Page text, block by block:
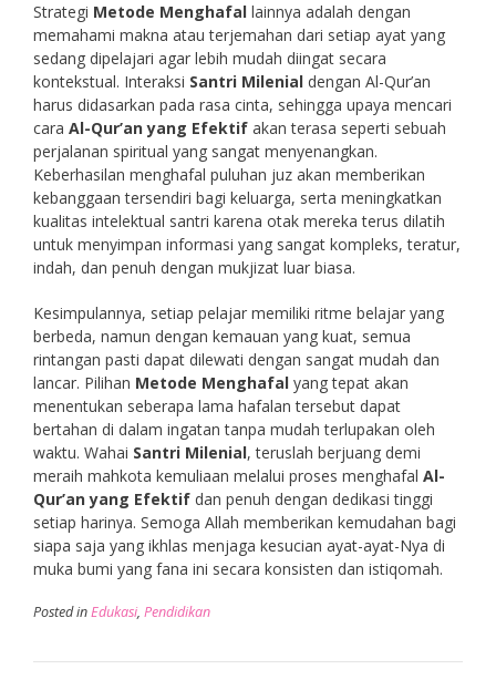
Strategi Metode Menghafal lainnya adalah dengan
memahami makna atau terjemahan dari setiap ayat yang
sedang dipelajari agar lebih mudah diingat secara
kontekstual. Interaksi Santri Milenial dengan Al-Qur’an
harus didasarkan pada rasa cinta, sehingga upaya mencari
cara Al-Qur’an yang Efektif akan terasa seperti sebuah
perjalanan spiritual yang sangat menyenangkan.
Keberhasilan menghafal puluhan juz akan memberikan
kebanggaan tersendiri bagi keluarga, serta meningkatkan
kualitas intelektual santri karena otak mereka terus dilatih
untuk menyimpan informasi yang sangat kompleks, teratur,
indah, dan penuh dengan mukjizat luar biasa.
Kesimpulannya, setiap pelajar memiliki ritme belajar yang
berbeda, namun dengan kemauan yang kuat, semua
rintangan pasti dapat dilewati dengan sangat mudah dan
lancar. Pilihan Metode Menghafal yang tepat akan
menentukan seberapa lama hafalan tersebut dapat
bertahan di dalam ingatan tanpa mudah terlupakan oleh
waktu. Wahai Santri Milenial, teruslah berjuang demi
meraih mahkota kemuliaan melalui proses menghafal Al-
Qur’an yang Efektif dan penuh dengan dedikasi tinggi
setiap harinya. Semoga Allah memberikan kemudahan bagi
siapa saja yang ikhlas menjaga kesucian ayat-ayat-Nya di
muka bumi yang fana ini secara konsisten dan istiqomah.
Posted inEdukasi, Pendidikan